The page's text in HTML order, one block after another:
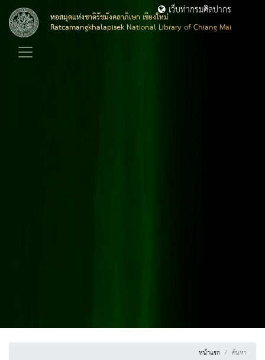
หอสมุดแห่งชาติรัชมังคลาภิเษก เชียงใหม่
Ratcamangkhalapisek National Library of Chiang Mai
เว็บท่ากรมศิลปากร
หน้าแรก ค้นหา